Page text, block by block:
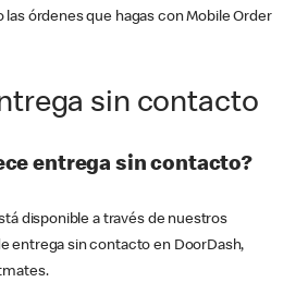
las órdenes que hagas con Mobile Order
sin contacto
entrega sin contacto?
disponible a través de nuestros
entrega sin contacto en DoorDash,